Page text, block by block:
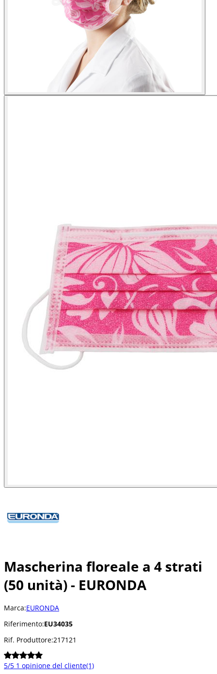
Mascherina floreale a 4 strati
(50 unità) - EURONDA
Marca:EURONDA
Riferimento:EU34035
Rif. Produttore:217121
5/5 1 opinione del cliente(1)